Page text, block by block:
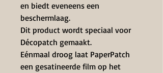
en biedt eveneens een
beschermlaag.
Dit product wordt speciaal voor
Décopatch gemaakt.
Eénmaal droog laat PaperPatch
een gesatineerde film op het